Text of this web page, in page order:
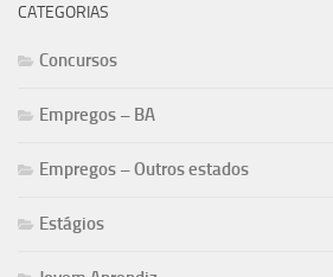
CATEGORIAS
Concursos
Empregos – BA
Empregos – Outros estados
Estágios